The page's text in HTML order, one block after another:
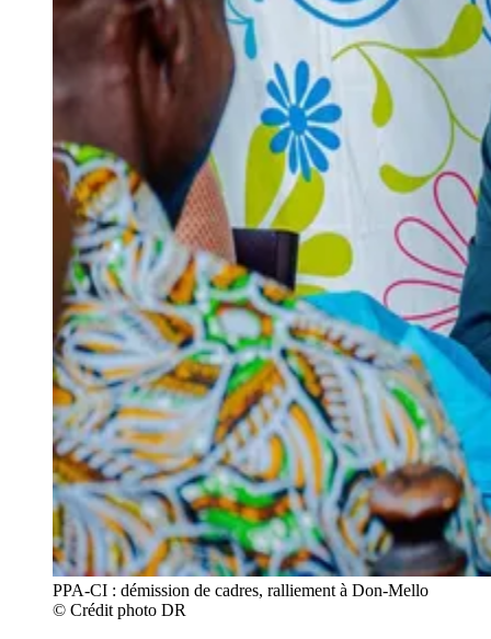
PPA-CI : démission de cadres, ralliement à Don-Mello
© Crédit photo DR